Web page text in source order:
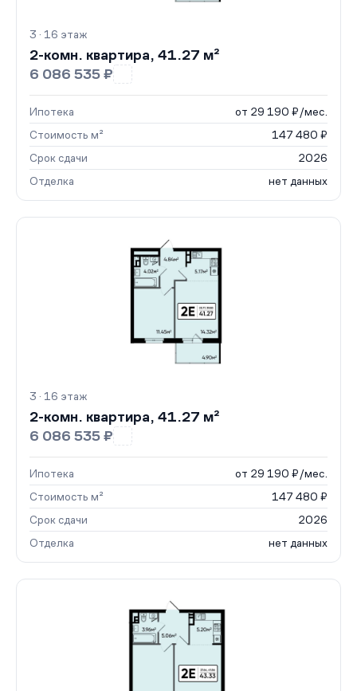
3 · 16 этаж
2-комн. квартира, 41.27 м²
6 086 535 ₽
Ипотека
от 29 190 ₽/мес.
Стоимость м²
147 480 ₽
Срок сдачи
2026
Отделка
нет данных
3 · 16 этаж
2-комн. квартира, 41.27 м²
6 086 535 ₽
Ипотека
от 29 190 ₽/мес.
Стоимость м²
147 480 ₽
Срок сдачи
2026
Отделка
нет данных